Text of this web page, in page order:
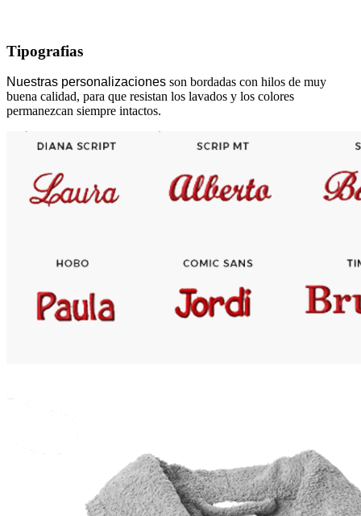
Tipografias
Nuestras personalizaciones son bordadas con hilos de muy
buena calidad, para que resistan los lavados y los colores
permanezcan siempre intactos.